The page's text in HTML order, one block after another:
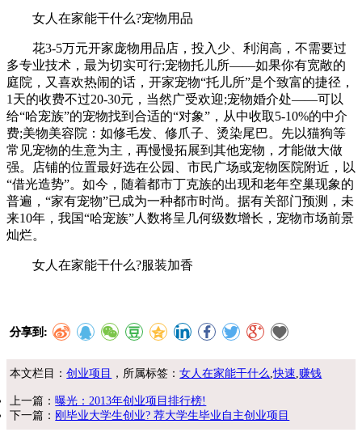
女人在家能干什么?宠物用品
花3-5万元开家庞物用品店，投入少、利润高，不需要过
多专业技术，最为切实可行;宠物托儿所——如果你有宽敞的
庭院，又喜欢热闹的话，开家宠物“托儿所”是个致富的捷径，
1天的收费不过20-30元，当然广受欢迎;宠物婚介处——可以
给“哈宠族”的宠物找到合适的“对象”，从中收取5-10%的中介
费;美物美容院：如修毛发、修爪子、烫染尾巴。先以猫狗等
常见宠物的生意为主，再慢慢拓展到其他宠物，才能做大做
强。店铺的位置最好选在公园、市民广场或宠物医院附近，以
“借光造势”。如今，随着都市丁克族的出现和老年空巢现象的
普遍，“家有宠物”已成为一种都市时尚。据有关部门预测，未
来10年，我国“哈宠族”人数将呈几何级数增长，宠物市场前景
灿烂。
女人在家能干什么?服装加香
分享到:
本文栏目：创业项目 ，所属标签：女人在家能干什么 ,快速 ,赚钱
上一篇：曝光：2013年创业项目排行榜!
下一篇： 刚毕业大学生创业? 荐大学生毕业自主创业项目